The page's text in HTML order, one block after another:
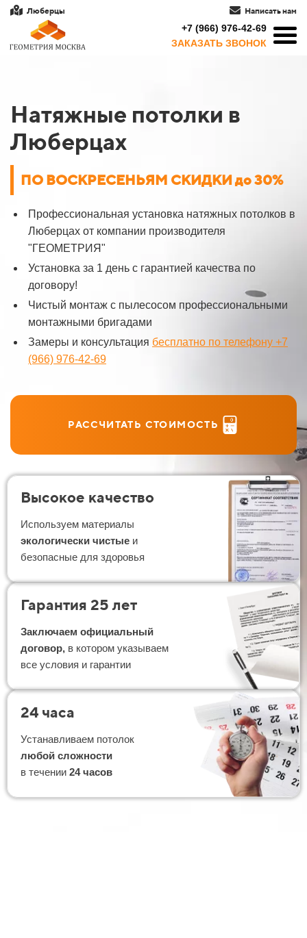
Люберцы Написать нам
+7 (966) 976-42-69
ЗАКАЗАТЬ ЗВОНОК
Натяжные потолки в
Люберцах
ПО ВОСКРЕСЕНЬЯМ СКИДКИ до 30%
Профессиональная установка натяжных потолков в
Люберцах от компании производителя
"ГЕОМЕТРИЯ"
Установка за 1 день с гарантией качества по
договору!
Чистый монтаж с пылесосом профессиональными
монтажными бригадами
Замеры и консультация бесплатно по телефону +7
(966) 976-42-69
РАССЧИТАТЬ СТОИМОСТЬ
Высокое качество
Используем материалы
экологически чистые и
безопасные для здоровья
Гарантия 25 лет
Заключаем официальный
договор, в котором указываем
все условия и гарантии
24 часа
Устанавливаем потолок
любой сложности
в течении 24 часов